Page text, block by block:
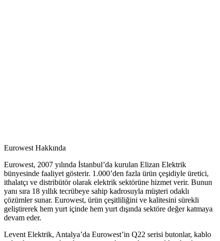
Eurowest Hakkında
Eurowest, 2007 yılında İstanbul’da kurulan Elizan Elektrik
bünyesinde faaliyet gösterir. 1.000’den fazla ürün çeşidiyle üretici,
ithalatçı ve distribütör olarak elektrik sektörüne hizmet verir. Bunun
yanı sıra 18 yıllık tecrübeye sahip kadrosuyla müşteri odaklı
çözümler sunar. Eurowest, ürün çeşitliliğini ve kalitesini sürekli
geliştirerek hem yurt içinde hem yurt dışında sektöre değer katmaya
devam eder.
Levent Elektrik, Antalya’da Eurowest’in Q22 serisi butonlar, kablo